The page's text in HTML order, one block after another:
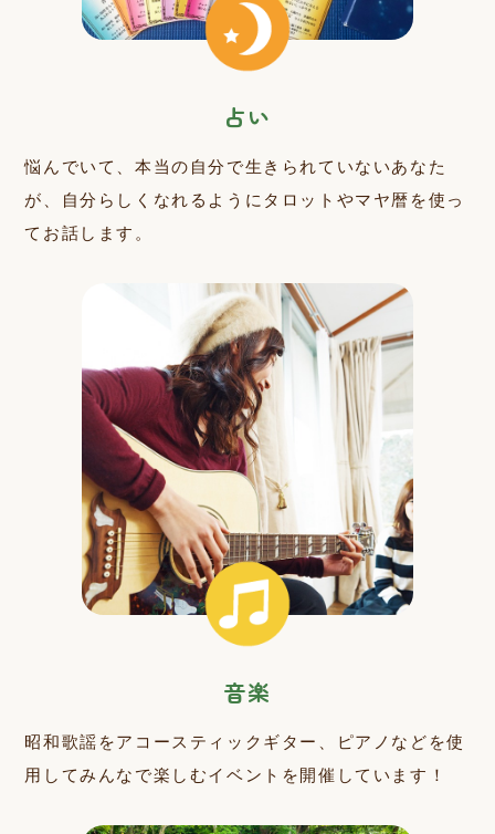
占い
悩んでいて、本当の自分で生きられていないあなた
が、自分らしくなれるようにタロットやマヤ暦を使っ
てお話します。
音楽
昭和歌謡をアコースティックギター、ピアノなどを使
用してみんなで楽しむイベントを開催しています！